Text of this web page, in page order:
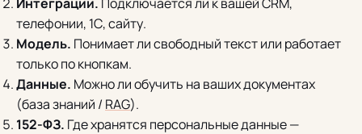
телефонии, 1С, сайту.
Модель. Понимает ли свободный текст или работает
только по кнопкам.
Данные. Можно ли обучить на ваших документах
(база знаний / RAG).
152-ФЗ. Где хранятся персональные данные —